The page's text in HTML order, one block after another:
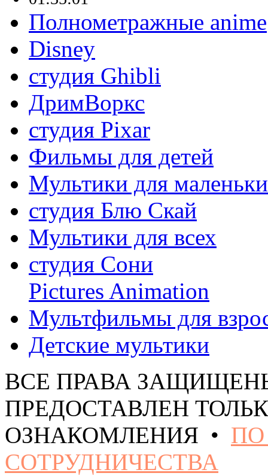
Полнометражные anime
Disney
студия Ghibli
ДримВоркс
студия Pixar
Фильмы для детей
Мультики для
студия Блю Скай
Мультики для всех
студия Сони
Pictures Animation
Мультфильмы для
Детские мультики
ВСЕ ПРАВА
ПРЕДОСТАВЛЕН
ОЗНАКОМЛЕНИЯ •
СОТРУДНИЧЕСТВА